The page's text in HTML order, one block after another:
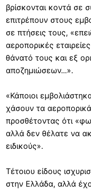
βρίσκονται κοντά σε
επιτρέπουν στους
σε πτήσεις τους,
αεροπορικές
θάνατό τους και εξ
αποζημιώσεων...».
«Κάποιοι
χάσουν τα
προσθέτοντας ότι
αλλά δεν θέλατε να
ειδικούς».
Τέτοιου είδους
στην Ελλάδα, αλλά